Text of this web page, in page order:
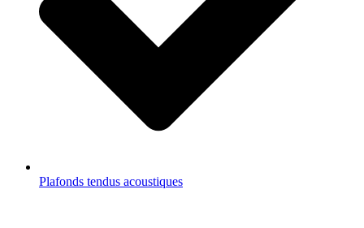
Plafonds tendus acoustiques